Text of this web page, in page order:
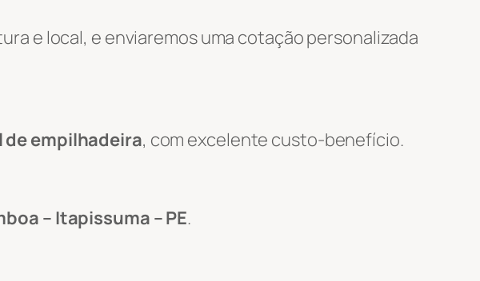
e local, e enviaremos uma cotação personalizada
empilhadeira, com excelente custo-benefício.
– Itapissuma – PE.